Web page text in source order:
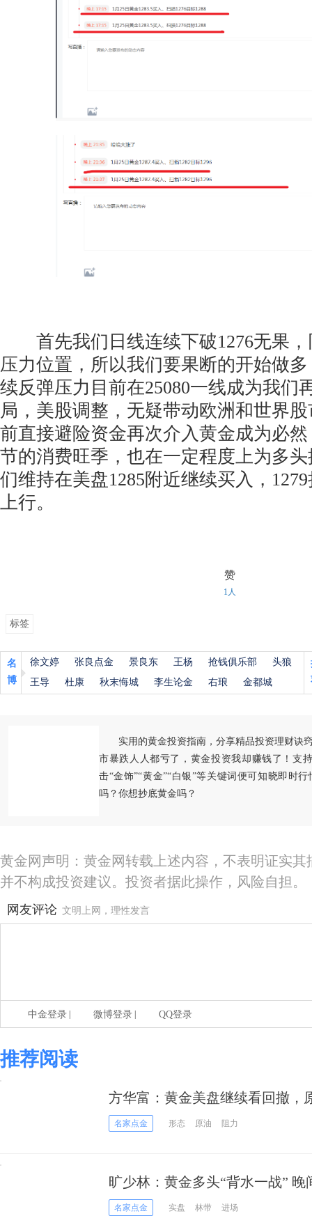
首先我们日线连续下破1276无果，
压力位置，所以我们要果断的开始做
续反弹压力目前在25080一线成为我们
局，美股调整，无疑带动欧洲和世界
前直接避险资金再次介入黄金成为必
节的消费旺季，也在一定程度上为多
们维持在美盘1285附近继续买入，
上行。
赞
1人
标签
名
博
徐文婷 张良点金 景良东 王杨 抢钱俱乐部
头狼
王导
杜康 秋末悔城 李生论金 右琅 金都城
实用的黄金投资指南，分享精品投资理财诀
市暴跌人人都亏了，黄金投资我却赚钱了！支
击“金饰”“黄金”“白银”等关键词便可知晓即时
吗？你想抄底黄金吗？
黄金网声明：黄金网转载上述内容，不表明证实
并不构成投资建议。投资者据此操作，风险自担。
网友评论 文明上网，理性发言
中金登录 | 微博登录 | QQ登录
推荐阅读
方华富：黄金美盘继续看回撤，
名家点金 形态 原油 阻力
旷少林：黄金多头“背水一战” 晚
腰名家点金 实盘 林带 进场